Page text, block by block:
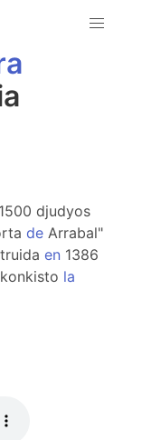
djudyos
de Arrabal"
en 1386
konkisto la